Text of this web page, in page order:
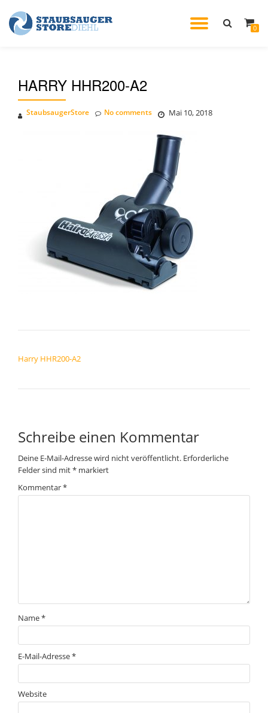
Skip
0
HARRY HHR200-A2
StaubsaugerStore Mai 10, 2018
No comments
Harry HHR200-A2
Schreibe einen Kommentar
Deine E-Mail-Adresse wird nicht veröffentlicht. Erforderliche
Felder sind mit* markiert
Kommentar*
Name*
E-Mail-Adresse*
Website